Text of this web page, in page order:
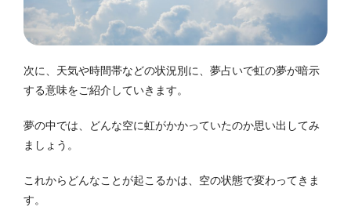
次に、天気や時間帯などの状況別に、夢占いで虹の夢が暗示
する意味をご紹介していきます。
夢の中では、どんな空に虹がかかっていたのか思い出してみ
ましょう。
これからどんなことが起こるかは、空の状態で変わってきま
す。